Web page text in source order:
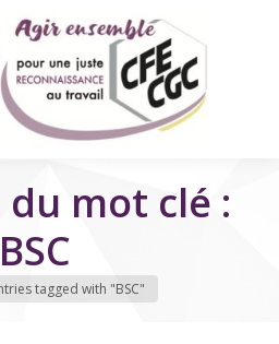
mot clé :
BSC
tagged with "BSC"